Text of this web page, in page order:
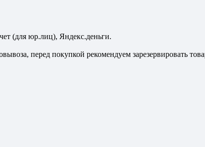
(для юр.лиц), Яндекс.деньги.
перед покупкой рекомендуем зарезервировать